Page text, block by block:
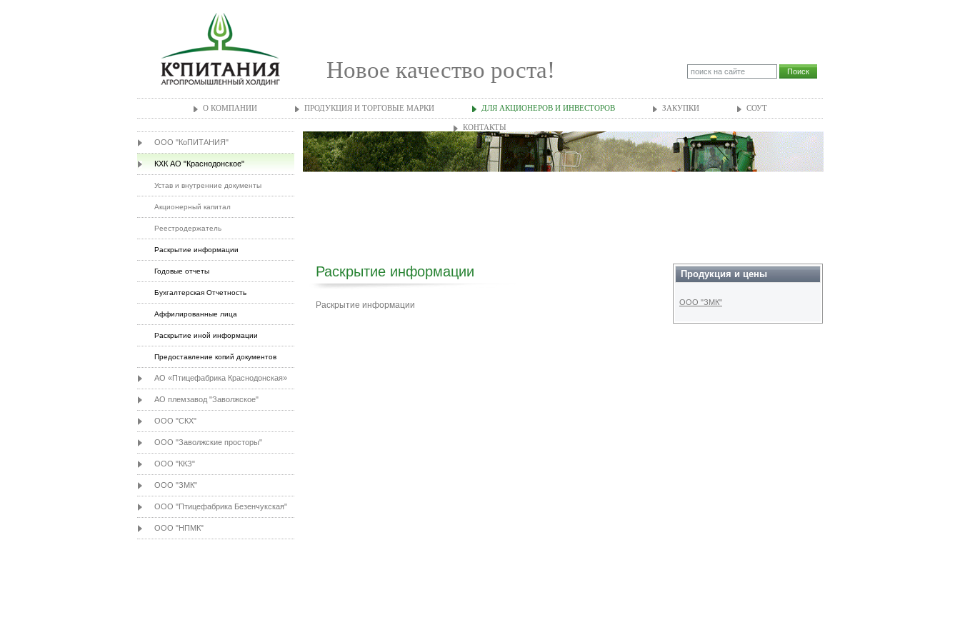
Новое качество роста!
О КОМПАНИИ ПРОДУКЦИЯ И ТОРГОВЫЕ МАРКИ ДЛЯ АКЦИОНЕРОВ И ИНВЕСТОРОВ ЗАКУПКИ СОУТ
КОНТАКТЫ
ООО "КоПИТАНИЯ"
КХК АО "Краснодонское"
Устав и внутренние документы
Акционерный капитал
Реестродержатель
Раскрытие информации
Годовые отчеты
Бухгалтерская Отчетность
Аффилированные лица
Раскрытие иной информации
Предоставление копий документов
АО «Птицефабрика Краснодонская»
АО племзавод "Заволжское"
ООО "СКХ"
ООО "Заволжские просторы"
ООО "ККЗ"
ООО "ЗМК"
ООО "Птицефабрика Безенчукская"
ООО "НПМК"
Раскрытие информации
Раскрытие информации
Продукция и цены
ООО "ЗМК"